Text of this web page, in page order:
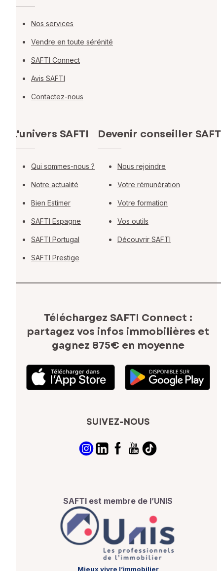
Nos services
Vendre en toute sérénité
SAFTI Connect
Avis SAFTI
Contactez-nous
L'univers SAFTI
Qui sommes-nous ?
Notre actualité
Bien Estimer
SAFTI Espagne
SAFTI Portugal
SAFTI Prestige
Devenir conseiller
Nous rejoindre
Votre rémunération
Votre formation
Vos outils
Découvrir SAFTI
Téléchargez SAFTI Connect :
partagez vos infos immobilières et
gagnez 875€ en moyenne
SUIVEZ-NOUS
SAFTI est membre de l’UNIS
Mieux vivre l’immobilier